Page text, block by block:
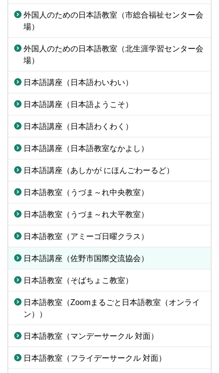
外国人のための日本語教室（市総合福祉センター会
場）
外国人のための日本語教室（北生涯学習センター会
場）
日本語講座（日本語わいわい）
日本語講座（日本語ようこそ）
日本語講座（日本語わくわく）
日本語講座（日本語教室なかよし）
日本語講座（あしかが にほんごわーるど）
日本語教室（うづま～れ中央教室）
日本語教室（うづま～れ大平教室）
日本語教室（アミーゴ日曜クラス）
日本語講座（佐野市国際交流協会）
日本語教室（そばちょこ教室）
日本語教室（Zoomまるごと日本語教室（オンライ
ン））
日本語教室（マンデーサークル 対面）
日本語教室（フライデーサークル 対面）